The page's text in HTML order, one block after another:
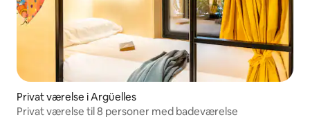
Privat værelse i Argüelles
Privat værelse til 8 personer med badeværelse